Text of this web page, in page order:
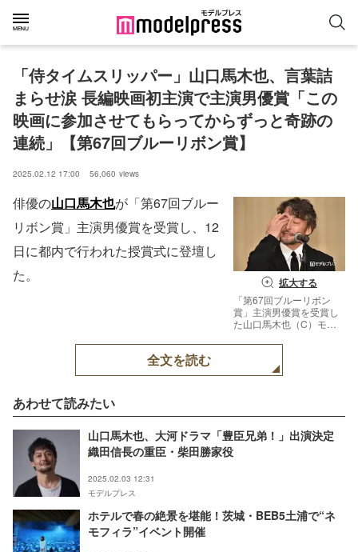
「侍タイムスリッパー」山口馬木也、言葉詰
まらせ涙 長編映画初主演で主演男優賞「この
映画に参加させてもらってからずっと奇跡の
連続」【第67回ブルーリボン賞】
2025.02.12 17:00 56,060 views
拡大する
「第67回ブルーリボン
賞」主演男優賞を受賞し
た山口馬木也（C）モデ
俳優の山口馬木也が「第67回ブルー
リボン賞」主演男優賞を受賞し、12
日に都内で行われた授賞式に登壇し
た。
全文を読む
あわせて読みたい
山口馬木也、大河ドラマ「豊臣兄弟！」出演決定
織田信長の重臣・柴田勝家役
2025.02.03 12:31
モデルプレス
ホテルで春の絶景を堪能！茨城・BEB5土浦で“ネ
モフィラ”イベント開催